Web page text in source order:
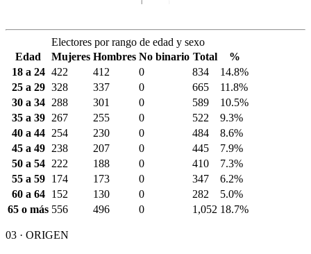
Electores por rango de edad y sexo
Edad
Mujeres Hombres No binario Total
%
18 a 24 422 412 0 834
14.8%
25 a 29 328 337 0 665
11.8%
30 a 34
288 301 0 589
10.5%
35 a 39
267 255 0 522
9.3%
40 a 44
254 230 0 484
8.6%
45 a 49
238 207 0 445
7.9%
50 a 54
222 188 0 410
7.3%
55 a 59
174 173 0 347
6.2%
60 a 64
152 130 0 282
5.0%
65 o más 556 496 0 1,052 18.7%
03 · ORIGEN